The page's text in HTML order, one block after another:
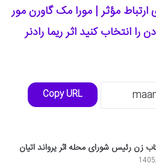
مؤثر | مورا مک گاورن مور
انتخاب کنید اثر ریما رادنر
Copy URL
زن رئیس شورای محله اثر یرواند اتیان